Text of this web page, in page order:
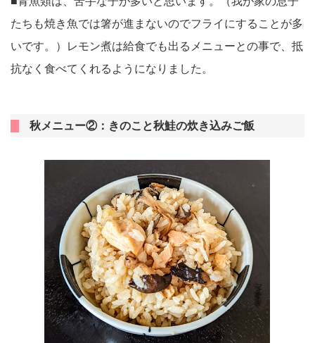
たちも焼き魚では箸が進まないのでフライにすることが多
いです。）レモン煮は給食でも出るメニューとの事で、抵
抗なく食べてくれるようになりました。
秋メニュー②：きのこと秋鮭の炊き込みご飯